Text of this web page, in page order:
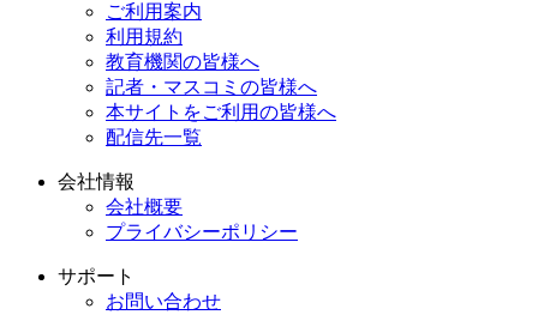
ご利用案内
利用規約
教育機関の皆様へ
記者・マスコミの皆様へ
本サイトをご利用の皆様へ
配信先一覧
会社情報
会社概要
プライバシーポリシー
サポート
お問い合わせ